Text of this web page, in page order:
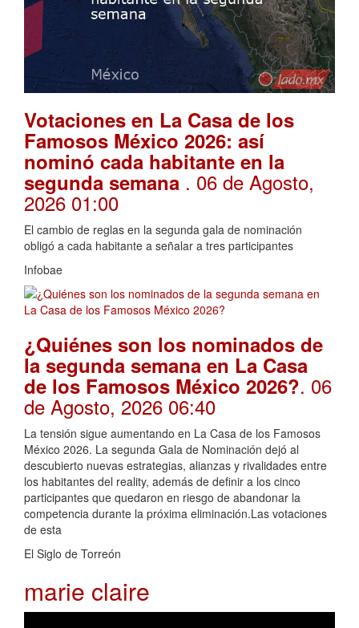
Votaciones en La Casa de los
Famosos México 2026: así
nominó cada habitante en la
segunda semana . 06 de Agosto,
2026 01:00
El cambio de reglas en la segunda gala de nominación
obligó a cada habitante a señalar a tres participantes
Infobae
¿Quiénes son los nominados de
la segunda semana en La Casa
de los Famosos México 2026?. 06
de Agosto, 2026 06:40
La tensión sigue aumentando en La Casa de los Famosos
México 2026. La segunda Gala de Nominación dejó al
descubierto nuevas estrategias, alianzas y rivalidades entre
los habitantes del reality, además de definir a los cinco
participantes que quedaron en riesgo de abandonar la
competencia durante la próxima eliminación.Las votaciones
de esta
El Siglo de Torreón
marie claire